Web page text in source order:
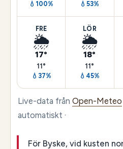
💧100% 💧53%
FRE
🌦️
17°
11°
💧37%
LÖR
🌦️
18°
11°
💧45%
Live-data från Open-Meteo
automatiskt ·
För Byske, vid kusten